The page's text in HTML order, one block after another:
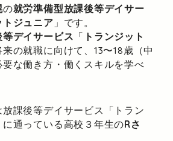
の就労準備型放課後等デイサー
トジュニア 」です。
デイサービス 「 トランジット
来の就職に向けて、13〜18歳（中
な働き方・働くスキルを学べ
課後等デイサービス「トラン
通っている高校３年生のRさ